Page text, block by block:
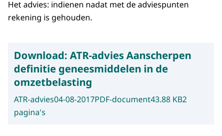
Het advies: indienen nadat met de adviespunten
rekening is gehouden.
Download: ATR-advies Aanscherpen
definitie geneesmiddelen in de
omzetbelasting
ATR-advies04-08-2017PDF-document43.88 KB2
pagina's